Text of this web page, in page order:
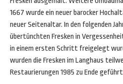
1667 wurde ein neuer barocker
neuer Seitenaltar. In den folgenden
übertünchten Fresken in
in einem ersten Schritt freigelegt
wurden die Fresken im Langhaus
Restaurierungen 1985 zu Ende